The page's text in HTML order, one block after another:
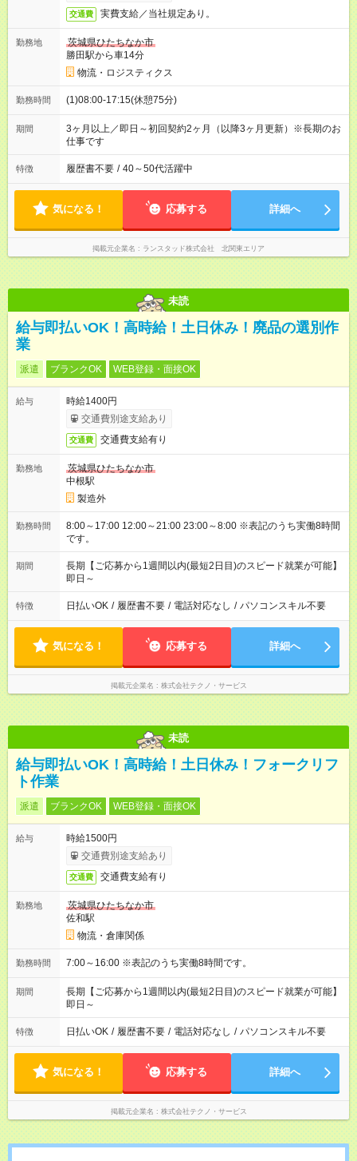
交通費 実費支給／当社規定あり。
勤務地
茨城県ひたちなか市
勝田駅から車14分
物流・ロジスティクス
勤務時間 (1)08:00-17:15(休憩75分)
期間
3ヶ月以上／即日～初回契約2ヶ月（以降3ヶ月更新）※長期のお
仕事です
特徴 履歴書不要 / 40～50代活躍中
気になる！ 応募する 詳細へ
掲載元企業名 ランスタッド株式会社 北関東エリア
未読
給与即払いOK！高時給！土日休み！廃品の選別作
業
派遣 ブランクOK WEB登録・面接OK
給与
時給1400円
交通費別途支給あり
交通費 交通費支給有り
勤務地
茨城県ひたちなか市
中根駅
製造外
勤務時間
8:00～17:00 12:00～21:00 23:00～8:00 ※表記のうち実働8時間
です。
期間
長期【ご応募から1週間以内(最短2日目)のスピード就業が可能】
即日～
特徴 日払いOK / 履歴書不要 / 電話対応なし / パソコンスキル不要
気になる！ 応募する 詳細へ
掲載元企業名 株式会社テクノ・サービス
未読
給与即払いOK！高時給！土日休み！フォークリフ
ト作業
派遣 ブランクOK WEB登録・面接OK
給与
時給1500円
交通費別途支給あり
交通費 交通費支給有り
勤務地
茨城県ひたちなか市
佐和駅
物流・倉庫関係
勤務時間 7:00～16:00 ※表記のうち実働8時間です。
期間
長期【ご応募から1週間以内(最短2日目)のスピード就業が可能】
即日～
特徴 日払いOK / 履歴書不要 / 電話対応なし / パソコンスキル不要
気になる！ 応募する 詳細へ
掲載元企業名 株式会社テクノ・サービス